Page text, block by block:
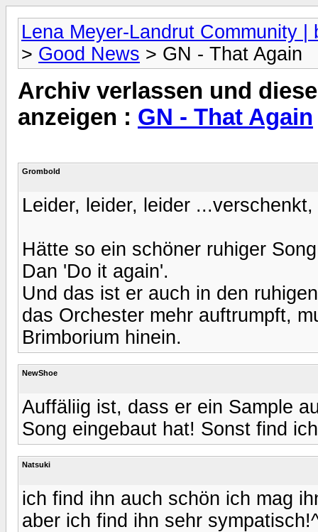
Lena Meyer-Landrut Community |
> Good News > GN - That Again
Archiv verlassen und
anzeigen : GN - That Again
Grombold
Leider, leider, leider
Hätte so ein schöner ruhiger
Dan 'Do it again'.
Und das ist er auch in den
das Orchester mehr auftrumpft,
Brimborium hinein.
NewShoe
Auffäliig ist, dass er ein Sample
Song eingebaut hat! Sonst find
Natsuki
ich find ihn auch schön ich mag
aber ich find ihn sehr